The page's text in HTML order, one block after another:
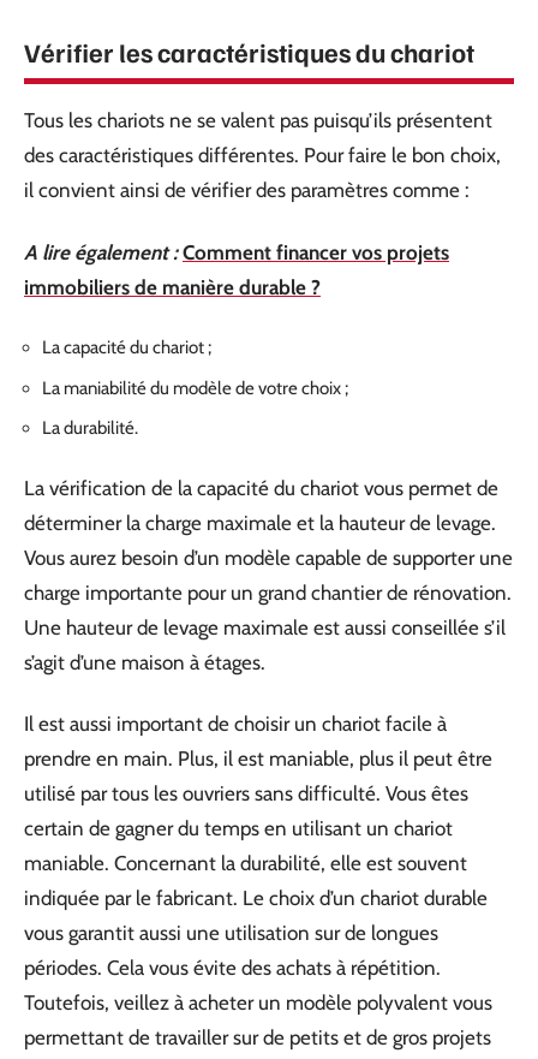
Vérifier les caractéristiques du chariot
Tous les chariots ne se valent pas puisqu’ils présentent
des caractéristiques différentes. Pour faire le bon choix,
il convient ainsi de vérifier des paramètres comme :
A lire également : Comment financer vos projets
immobiliers de manière durable ?
La capacité du chariot ;
La maniabilité du modèle de votre choix ;
La durabilité.
La vérification de la capacité du chariot vous permet de
déterminer la charge maximale et la hauteur de levage.
Vous aurez besoin d’un modèle capable de supporter une
charge importante pour un grand chantier de rénovation.
Une hauteur de levage maximale est aussi conseillée s’il
s’agit d’une maison à étages.
Il est aussi important de choisir un chariot facile à
prendre en main. Plus, il est maniable, plus il peut être
utilisé par tous les ouvriers sans difficulté. Vous êtes
certain de gagner du temps en utilisant un chariot
maniable. Concernant la durabilité, elle est souvent
indiquée par le fabricant. Le choix d’un chariot durable
vous garantit aussi une utilisation sur de longues
périodes. Cela vous évite des achats à répétition.
Toutefois, veillez à acheter un modèle polyvalent vous
permettant de travailler sur de petits et de gros projets